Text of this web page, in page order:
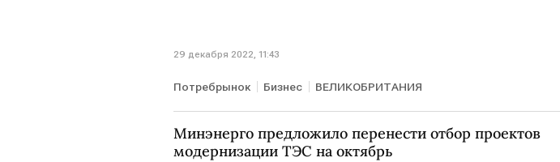
29 декабря 2022, 11:43
Потребрынок Бизнес ВЕЛИКОБРИТАНИЯ
Минэнерго предложило перенести отбор проектов
модернизации ТЭС на октябрь